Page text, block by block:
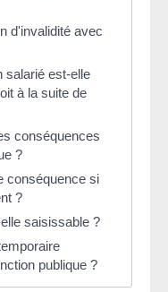
d'invalidité avec
salarié est-elle
à la suite de
conséquences
?
conséquence si
?
saisissable ?
publique ?